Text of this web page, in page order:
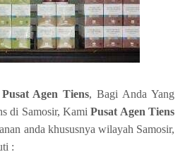
Agen Tiens, Bagi Anda Yang
di Samosir, KamiPusat Agen Tiens
anda khususnya wilayah Samosir,
: